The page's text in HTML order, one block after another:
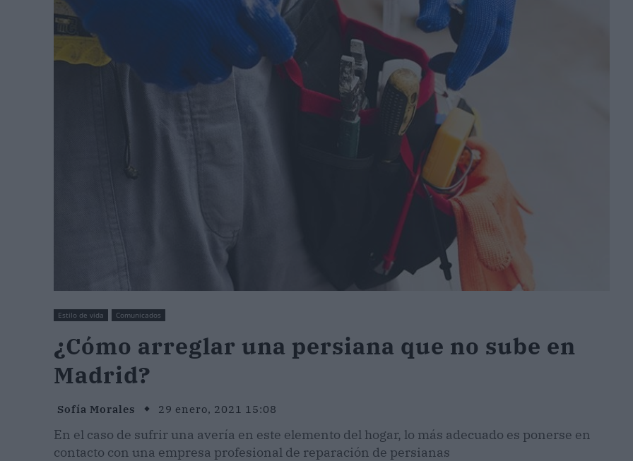
Estilo de vida Comunicados
¿Cómo arreglar una persiana que no sube en
Madrid?
Sofía Morales 29 enero, 2021 15:08
En el caso de sufrir una avería en este elemento del hogar, lo más adecuado es ponerse en
contacto con una empresa profesional de reparación de persianas